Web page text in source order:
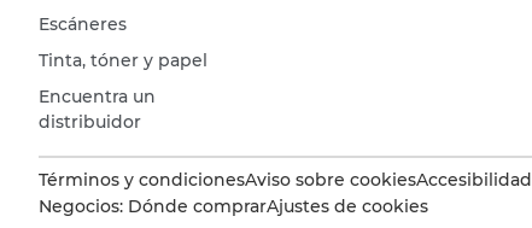
Escáneres
Tinta, tóner y papel
Encuentra un
distribuidor
Términos y condicionesAviso sobre cookiesAccesibilidad
Negocios: Dónde comprarAjustes de cookies